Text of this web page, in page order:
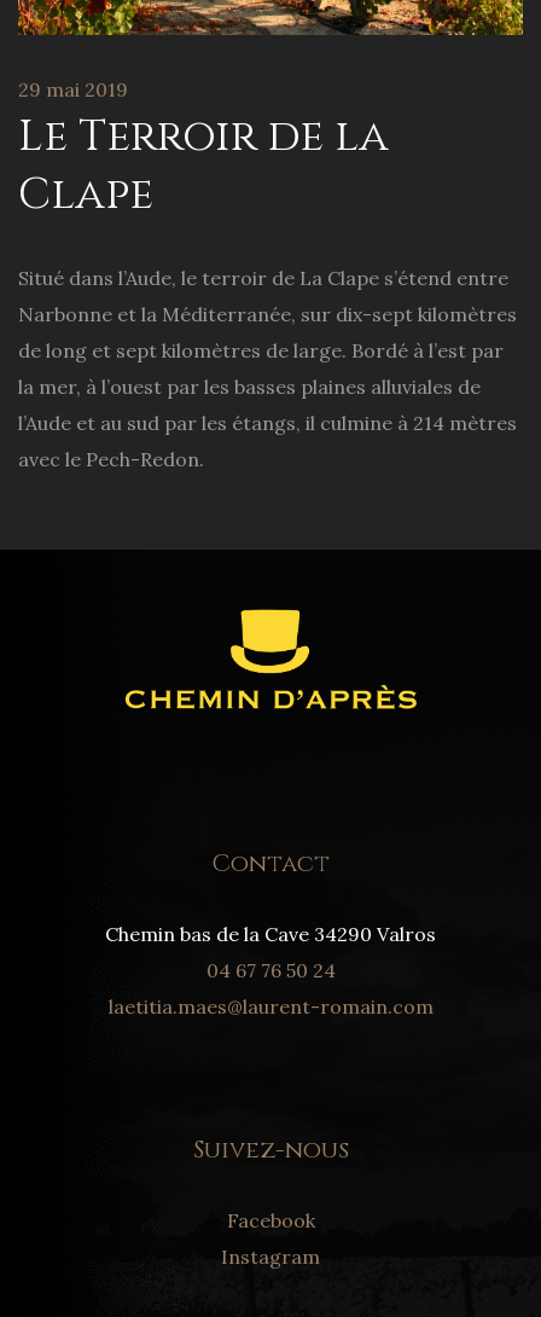
29 mai 2019
Le Terroir de la
Clape
Situé dans l’Aude, le terroir de La Clape s’étend entre
Narbonne et la Méditerranée, sur dix-sept kilomètres
de long et sept kilomètres de large. Bordé à l’est par
la mer, à l’ouest par les basses plaines alluviales de
l’Aude et au sud par les étangs, il culmine à 214 mètres
avec le Pech-Redon.
Contact
Chemin bas de la Cave 34290 Valros
04 67 76 50 24
laetitia.maes@laurent-romain.com
Suivez-nous
Facebook
Instagram